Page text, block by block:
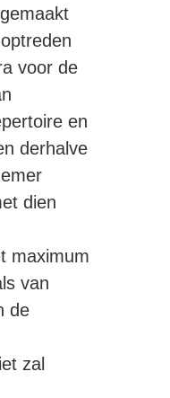
voor de
en
derhalve
dien
maximum
van
de
zal